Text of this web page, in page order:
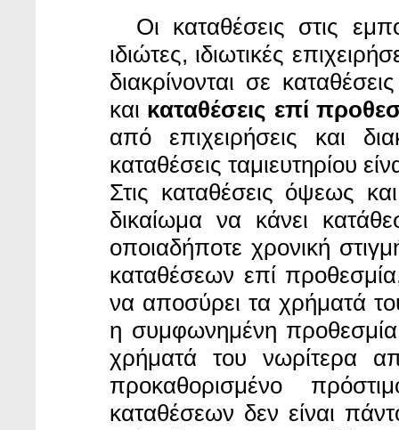
Οι καταθέσεις στις
ιδιώτες, ιδιωτικές
διακρίνονται σε
και καταθέσεις επί
από επιχειρήσεις και
καταθέσεις ταμιευτηρίου
Στις καταθέσεις όψεως
δικαίωμα να κάνει
οποιαδήποτε χρονική
καταθέσεων επί
να αποσύρει τα χρήματά
η συμφωνημένη
χρήματά του νωρίτερα
προκαθορισμένο
καταθέσεων δεν είναι